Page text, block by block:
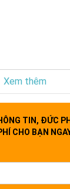
Xem thêm
TIN, ĐỨC
CHO BẠN